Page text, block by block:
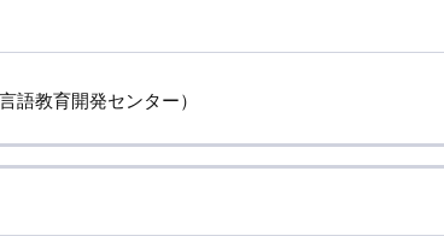
語教育開発センター）